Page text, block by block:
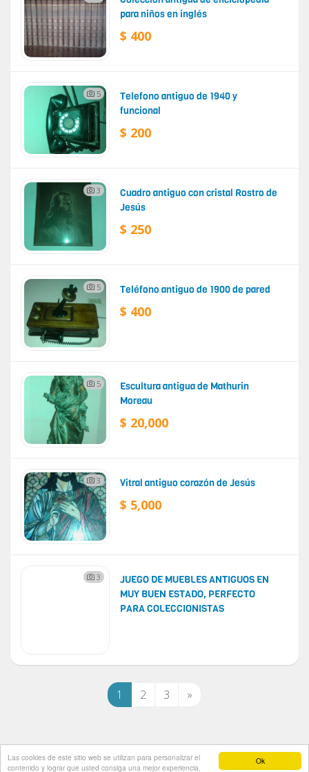
Ok
Las cookies de este sitio web se utilizan para personalizar el
contenido y lograr que usted consiga una mejor experiencia.
para niños en inglés
$ 400
5
Telefono antiguo de 1940 y
funcional
$ 200
3
Cuadro antiguo con cristal Rostro de
Jesús
$ 250
5 Teléfono antiguo de 1900 de pared
$ 400
5
Escultura antigua de Mathurin
Moreau
$ 20,000
3 Vitral antiguo corazón de Jesús
$ 5,000
3
JUEGO DE MUEBLES ANTIGUOS EN
MUY BUEN ESTADO, PERFECTO
PARA COLECCIONISTAS
1 2 3 »
Timbirichi© 2026